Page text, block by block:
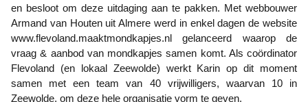
en besloot om deze uitdaging aan te pakken. Met webbouwer
Armand van Houten uit Almere werd in enkel dagen de website
www.flevoland.maaktmondkapjes.nl gelanceerd waarop de
vraag & aanbod van mondkapjes samen komt. Als coördinator
Flevoland (en lokaal Zeewolde) werkt Karin op dit moment
samen met een team van 40 vrijwilligers, waarvan 10 in
Zeewolde, om deze hele organisatie vorm te geven.